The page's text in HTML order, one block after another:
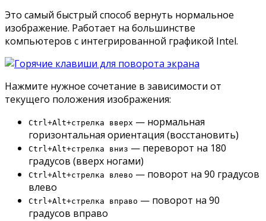
Это самый быстрый способ вернуть нормальное
изображение. Работает на большинстве
компьютеров с интегрированной графикой Intel.
Нажмите нужное сочетание в зависимости от
текущего положения изображения:
Ctrl+Alt+стрелка вверх — нормальная
горизонтальная ориентация (восстановить)
Ctrl+Alt+стрелка вниз — переворот на 180
градусов (вверх ногами)
Ctrl+Alt+стрелка влево — поворот на 90 градусов
влево
Ctrl+Alt+стрелка вправо — поворот на 90
градусов вправо